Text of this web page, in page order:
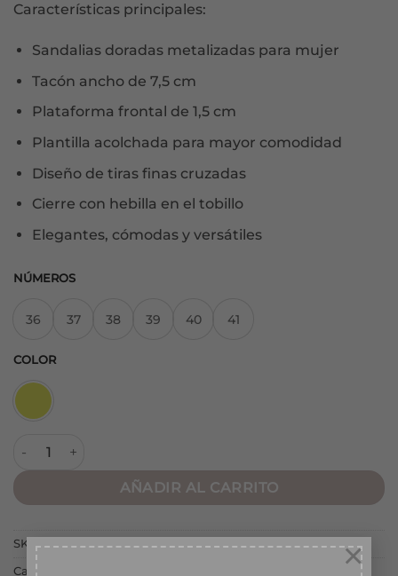
×
Características principales:
Sandalias doradas metalizadas para mujer
Tacón ancho de 7,5 cm
Plataforma frontal de 1,5 cm
Plantilla acolchada para mayor comodidad
Diseño de tiras finas cruzadas
Cierre con hebilla en el tobillo
Elegantes, cómodas y versátiles
NÚMEROS
36 37 38 39 40 41
COLOR
AÑADIR AL CARRITO
SKU: 197054653
Categorías: